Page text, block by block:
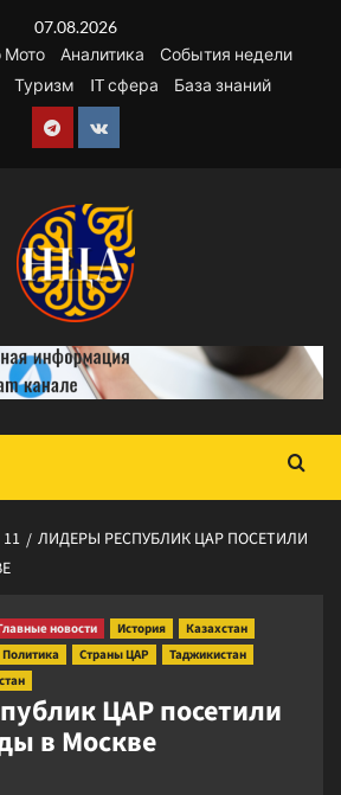
07.08.2026
Мото Аналитика
События недели
Туризм IT сфера База знаний
Telegram
VK
11
ЛИДЕРЫ РЕСПУБЛИК ЦАР ПОСЕТИЛИ
новости История
Казахстан
Политика Страны ЦАР
Таджикистан
ЦАР посетили
в Москве